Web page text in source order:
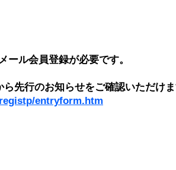
ル会員登録が必要です。
先行のお知らせをご確認いただけ
entryform.htm